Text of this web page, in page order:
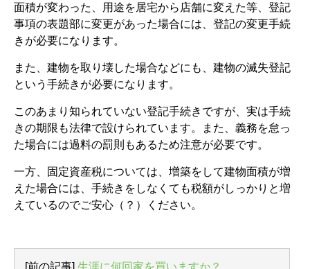
面積が変わった、用途を居宅から店舗に変えた等、登記
事項の表題部に変更があった場合には、登記の変更手続
きが必要になります。
また、建物を取り壊した場合などにも、建物の滅失登記
という手続きが必要になります。
このあまり知られていない登記手続きですが、実は手続
きの期限も法律で設けられています。また、義務を怠っ
た場合には過料の罰則もあるため注意が必要です。
一方、固定資産税については、増築をして建物面積が増
えた場合には、手続きをしなくても税額がしっかりと増
えているのでご安心（？）ください。
[前の記事] 生涯に何回家を買いますか？